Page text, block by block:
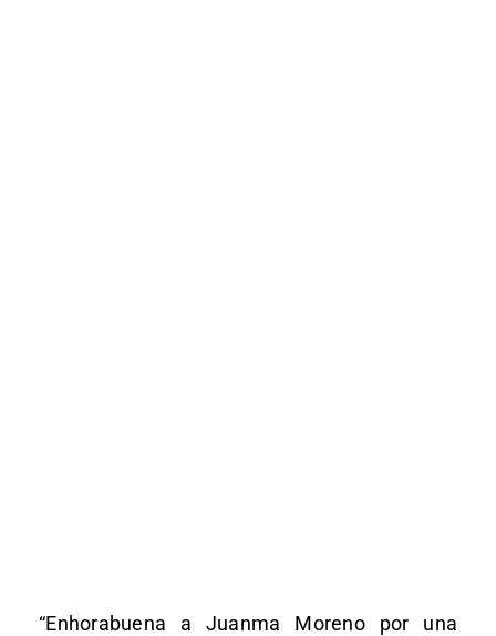
“Enhorabuena a Juanma Moreno por una